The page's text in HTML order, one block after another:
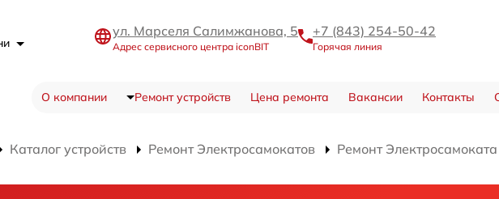
ул. Марселя Салимжанова, 5
Адрес сервисного центра iconBIT
+7 (843) 254-50-42
Горячая линия
О компании Ремонт устройств Цена ремонта Вакансии Контакты
Каталог устройств Ремонт Электросамокатов Ремонт